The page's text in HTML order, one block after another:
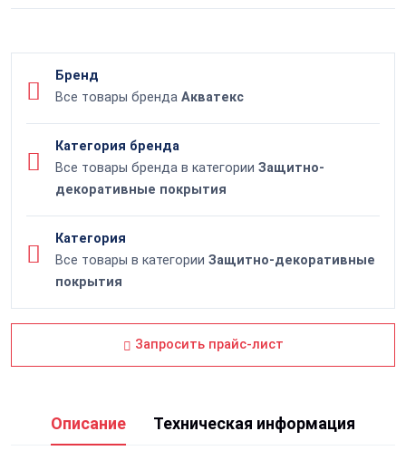
Бренд
Все товары бренда Акватекс
Категория бренда
Все товары бренда в категории Защитно-
декоративные покрытия
Категория
Все товары в категории Защитно-декоративные
покрытия
Запросить прайс-лист
Описание Техническая информация